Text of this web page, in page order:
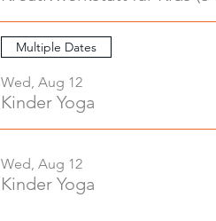
Multiple Dates
Wed, Aug 12
Kinder Yoga
Wed, Aug 12
Kinder Yoga